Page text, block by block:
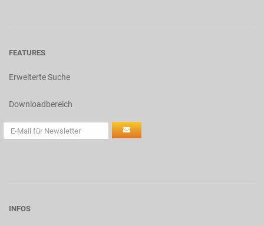
FEATURES
Erweiterte Suche
Downloadbereich
INFOS